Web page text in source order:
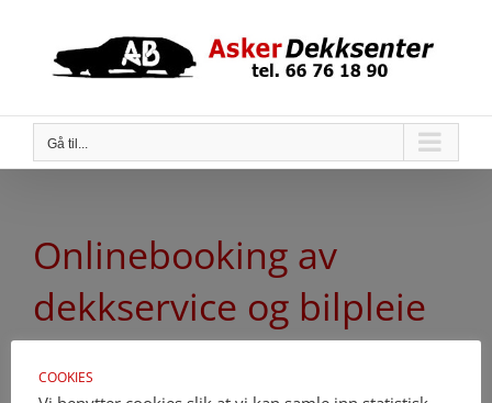
content
Gå til...
Onlinebooking av
dekkservice og bilpleie
NB: Benytt
COOKIES